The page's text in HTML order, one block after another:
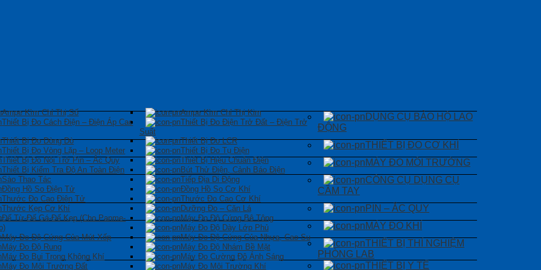
Ampe Kìm Chỉ Thị Số
Ampe Kìm Chỉ Thị Kim
Thiết Bị Đo Cách Điện – Điện Áp Cao
Thiết Bị Đo Điện Trở Đất – Điện Trở
Suất
Thiết Bị Đo Dòng Dò
Thiết Bị Đo LCR
Thiết Bị Đo Vòng Lặp – Loop Meter
Thiết Bị Đo Tụ Điện
Thiết Bị Đo Nội Trở Pin – Ắc Quy
Thiết Bị Hiệu Chuẩn Điện
Thiết Bị Kiểm Tra Độ An Toàn Điện
DỤNG CỤ BẢO HỘ LAO
ĐỘNG
Bút Thử Điện, Cảnh Báo Điện
Sào Thao Tác
Tiếp Địa Di Động
THIẾT BỊ ĐO CƠ KHÍ
Đồng Hồ So Điện Tử
Đồng Hồ So Cơ Khí
Thước Đo Cao Điện Tử
Thước Đo Cao Cơ Khí
Thước Kẹp Cơ Khí
Dưỡng Đo – Căn Lá
Đế Từ-Đế Gá-Đế Kẹp (Cho Panme-
Máy Đo Độ Cứng Bê Tông
Máy Đo Độ Dày Lớp Phủ
Máy Đo Độ Cứng Của Mút Xốp
Máy Đo Độ Cứng Của Nhựa, Cao Su
Máy Đo Độ Rung Máy Đo Độ Nhám Bề Mặt
MÁY ĐO MÔI TRƯỜNG
Máy Đo Bụi Trong Không Khí
Máy Đo Cường Độ Ánh Sáng
Máy Đo Môi Trường Đất
Máy Đo Môi Trường Khí
CÔNG CỤ DỤNG CỤ
CẦM TAY
PIN – ẮC QUY
MÁY ĐO KHÍ
THIẾT BỊ THÍ NGHIỆM
PHÒNG LAB
THIẾT BỊ Y TẾ